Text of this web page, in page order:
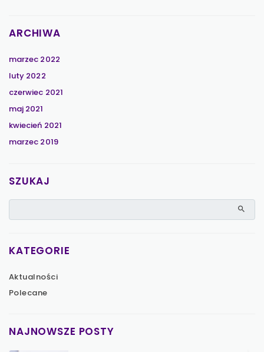
ARCHIWA
marzec 2022
luty 2022
czerwiec 2021
maj 2021
kwiecień 2021
marzec 2019
SZUKAJ
KATEGORIE
Aktualności
Polecane
NAJNOWSZE POSTY